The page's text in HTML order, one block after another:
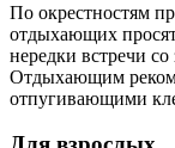
По окрестностям
отдыхающих
нередки встречи
Отдыхающим
отпугивающими